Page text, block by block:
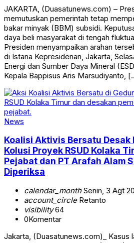
JAKARTA, (Duasatunews.com) –
memutuskan pemerintah tetap
bakar minyak (BBM) subsidi.
daya beli masyarakat di tengah
Presiden menyampaikan arahan
di Istana Kepresidenan, Jakarta,
Energi dan Sumber Daya Mineral
Kepala Bappisus Aris Marsudiyanto,
News
Koalisi Aktivis Bersatu Desak
Kolusi Proyek RSUD Kolaka
Pejabat dan PT Arafah Alam
Diperiksa
calendar_monthSenin, 3 Agt
account_circleRetanto
visibility64
0Komentar
Jakarta, (Duasatunews.com)_ Kasus